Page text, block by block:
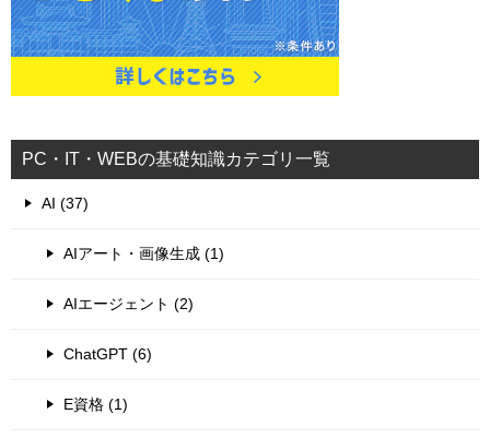
PC・IT・WEBの基礎知識カテゴリ一覧
AI (37)
AIアート・画像生成 (1)
AIエージェント (2)
ChatGPT (6)
E資格 (1)